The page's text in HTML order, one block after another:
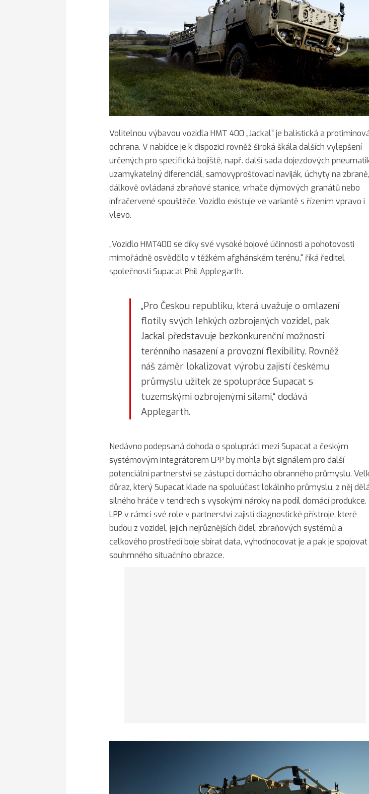
Volitelnou výbavou vozidla HMT 400 „Jackal” je balistická a
ochrana. V nabídce je k dispozici rovněž široká škála dalších vylepšení
určených pro specifická bojiště, např. další sada dojezdových
uzamykatelný diferenciál, samovyprošťovací naviják, úchyty na zbraně,
dálkově ovládaná zbraňové stanice, vrhače dýmových granátů nebo
infračervené spouštěče. Vozidlo existuje ve variantě s řízením vpravo i
vlevo.
„Vozidlo HMT400 se díky své vysoké bojové účinnosti a pohotovosti
mimořádně osvědčilo v těžkém afghánském terénu,“ říká ředitel
společnosti Supacat Phil Applegarth.
„Pro Českou republiku, která uvažuje o omlazení
flotily svých lehkých ozbrojených vozidel, pak
Jackal představuje bezkonkurenční možnosti
terénního nasazení a provozní flexibility. Rovněž
náš záměr lokalizovat výrobu zajistí českému
průmyslu užitek ze spolupráce Supacat s
tuzemskými ozbrojenými silami,“ dodává
Applegarth.
Nedávno podepsaná dohoda o spolupráci mezi Supacat a českým
systémovým integrátorem LPP by mohla být signálem pro další
potenciální partnerství se zástupci domácího obranného průmyslu.
důraz, který Supacat klade na spoluúčast lokálního průmyslu, z něj
silného hráče v tendrech s vysokými nároky na podíl domácí produkce.
LPP v rámci své role v partnerství zajistí diagnostické přístroje, které
budou z vozidel, jejich nejrůznějších čidel, zbraňových systémů a
celkového prostředí boje sbírat data, vyhodnocovat je a pak je spojovat
souhrnného situačního obrazce.